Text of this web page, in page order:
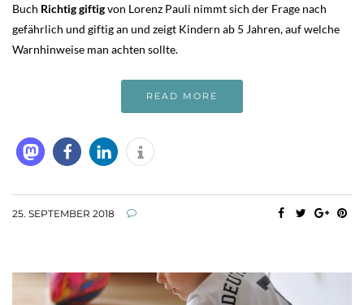
Buch Richtig giftigvon Lorenz Pauli nimmt sich der Frage nach
gefährlich und giftig an und zeigt Kindern ab 5 Jahren, auf welche
Warnhinweise man achten sollte.
READ MORE
25. SEPTEMBER 2018